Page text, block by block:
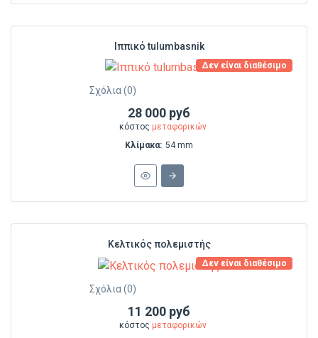
Ιππικό tulumbasnik
Δεν είναι διαθέσιμο
Σχόλια (0)
28 000 руб
κόστος μεταφορικών
Κλίμακα: 54 mm
Κελτικός πολεμιστής
Δεν είναι διαθέσιμο
Σχόλια (0)
11 200 руб
κόστος μεταφορικών